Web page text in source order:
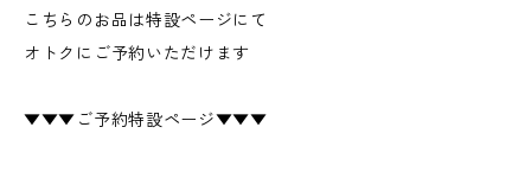
こちらのお品は特設ページにて
オトクにご予約いただけます
▼▼▼ご予約特設ページ▼▼▼